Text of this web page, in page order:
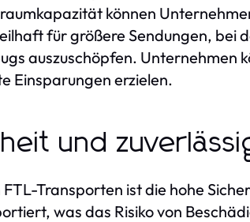
können
für größere Sendungen, bei
auszuschöpfen. Unternehmen
Einsparungen erzielen.
und
Transporten ist die hohe
was das Risiko von